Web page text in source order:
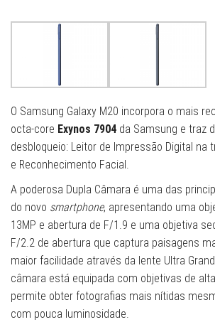
O Samsung Galaxy M20 incorpora o mais
octa-core Exynos 7904 da Samsung e traz
desbloqueio: Leitor de Impressão Digital na
e Reconhecimento Facial.
A poderosa Dupla Câmara é uma das
do novo smartphone, apresentando uma
13MP e abertura de F/1.9 e uma objetiva
F/2.2 de abertura que captura paisagens
maior facilidade através da lente Ultra
câmara está equipada com objetivas de
permite obter fotografias mais nítidas
com pouca luminosidade.